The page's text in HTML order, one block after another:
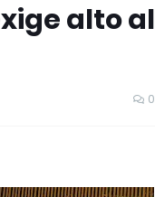
alto al
0